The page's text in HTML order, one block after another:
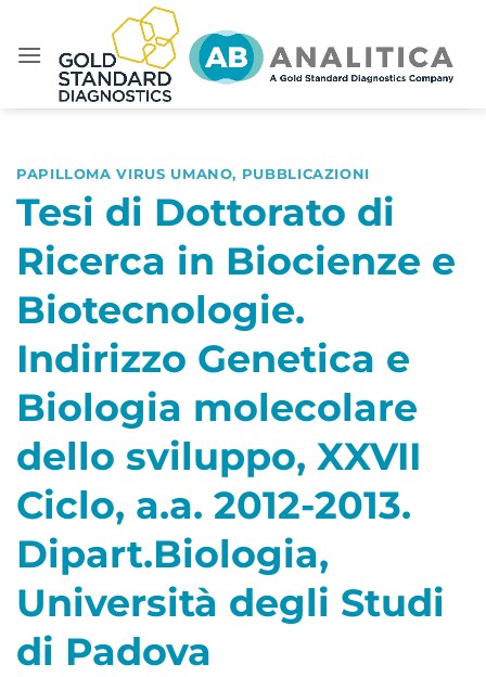
contenuti
PAPILLOMA VIRUS UMANO, PUBBLICAZIONI
Tesi di Dottorato di
Ricerca in Biocienze e
Biotecnologie.
Indirizzo Genetica e
Biologia molecolare
dello sviluppo, XXVII
Ciclo, a.a. 2012-2013.
Dipart.Biologia,
Università degli Studi
di Padova